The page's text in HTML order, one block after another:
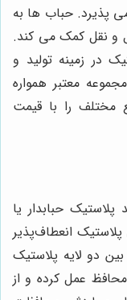
پذیرد. حباب ها به
و نقل کمک می کند.
در زمینه تولید و
معتبر همواره
مختلف را با قیمت
پلاستیک حبابدار یا
انعطاف‌پذیر
دو لایه پلاستیک
عمل کرده و از